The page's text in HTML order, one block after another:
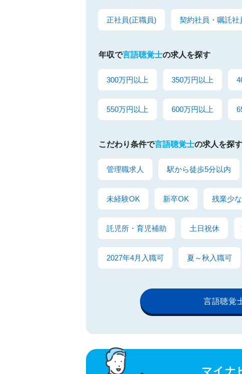
正社員(正職員) 契約社員・嘱託社
年収で言語聴覚士の求人を探す
300万円以上 350万円以上
550万円以上 600万円以上
こだわり条件で言語聴覚士の求人を探す
管理職求人 駅から徒歩5分以内
未経験OK 新卒OK 残業少
託児所・育児補助 土日祝休
2027年4月入職可 夏～秋入職可
言語聴覚
マイナ